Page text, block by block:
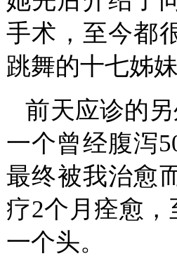
手术，至今都
跳舞的十七姊妹
前天应诊的
一个曾经腹泻
最终被我治愈
疗2个月痊愈
一个头。